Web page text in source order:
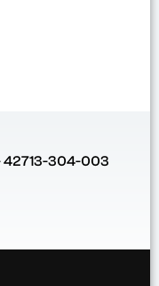
42713-304-003